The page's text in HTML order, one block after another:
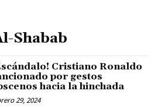
Shabab
Cristiano Ronaldo
por gestos
hacia la hinchada
29, 2024